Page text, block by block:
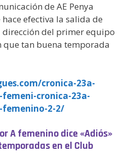
de AE Penya
efectiva la salida de
dirección del primer equipo
tan buena temporada
cronica-23a-
cronica-23a-
femenino-2-2/
A femenino dice «Adiós»
en el Club